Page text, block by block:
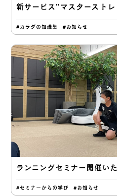
新サービス”マスターストレ
#カラダの知識集 #お知らせ
ランニングセミナー開催いた
#セミナーからの学び #お知らせ